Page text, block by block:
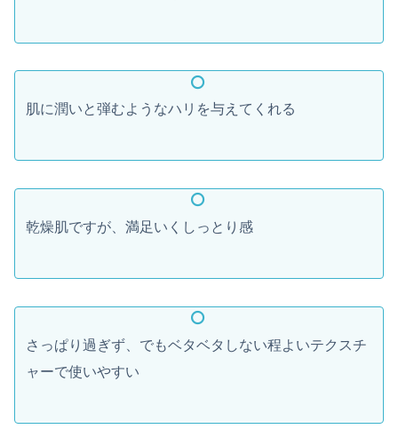
肌に潤いと弾むようなハリを与えてくれる
乾燥肌ですが、満足いくしっとり感
さっぱり過ぎず、でもベタベタしない程よいテクスチ
ャーで使いやすい